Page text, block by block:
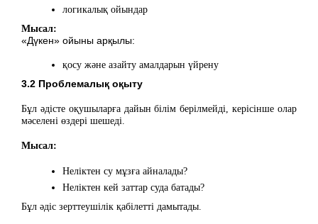
логикалық ойындар
Мысал:
«Дүкен» ойыны арқылы:
қосу және азайту амалдарын үйрену
3.2 Проблемалық оқыту
Бұл әдісте оқушыларға дайын білім берілмейді, керісінше олар
мәселені өздері шешеді.
Мысал:
Неліктен су мұзға айналады?
Неліктен кей заттар суда батады?
Бұл әдіс зерттеушілік қабілетті дамытады.